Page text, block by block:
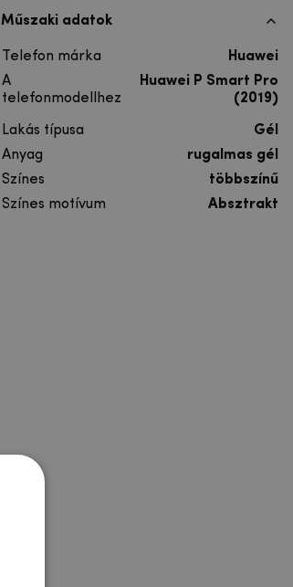
Műszaki adatok
Telefon márka
Huawei
A
telefonmodellhez
Huawei P Smart Pro
(2019)
Lakás típusa
Gél
Anyag
rugalmas gél
Színes
többszínű
Színes motívum
Absztrakt